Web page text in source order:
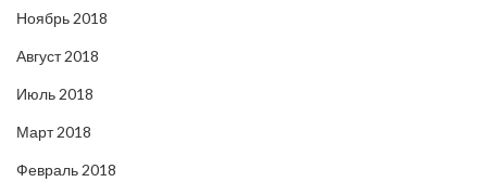
Ноябрь 2018
Август 2018
Июль 2018
Март 2018
Февраль 2018